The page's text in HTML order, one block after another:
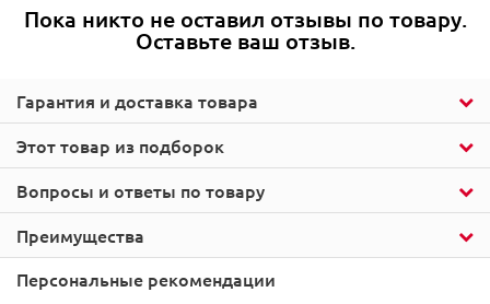
Этот товар из подборок
Гарантия и доставка товара
Пока никто не оставил отзывы по товару.
Оставьте ваш отзыв.
Вопросы и ответы по товару
Преимущества
Персональные рекомендации